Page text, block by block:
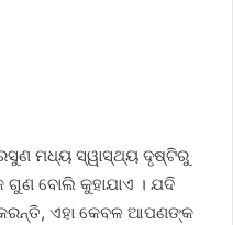
ରସୁଣ ମଧ୍ୟ ସ୍ୱାସ୍ଥ୍ୟ ଦୃଷ୍ଟିରୁ
ବୋଲି କୁହାଯାଏ । ଯଦି
ଏହା କେବଳ ଆପଣଙ୍କ